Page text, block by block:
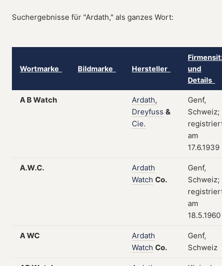
Suchergebnisse für "Ardath," als ganzes Wort:
Wortmarke Bildmarke Hersteller
und
Details
A B Watch
Ardath,
Dreyfuss &
Cie.
Genf,
Schweiz;
am
17.6.1939
A.W.C.
Ardath
Watch Co.
Genf,
Schweiz;
am
18.5.1960
A WC
Ardath
Watch Co.
Genf,
Schweiz